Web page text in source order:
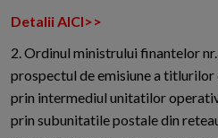
Detalii AICI>>
2. Ordinul ministrului finantelor
prospectul de emisiune a
prin intermediul unitatilor
prin subunitatile postale din